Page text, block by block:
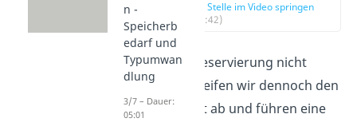
zur Stelle im Video springen
(00:42)
War unsere Reservierung nicht
erfolgreich greifen wir dennoch den
Rückgabewert ab und führen eine
n -
Speicherb
edarf und
Typumwan
dlung
3/7 – Dauer:
05:01